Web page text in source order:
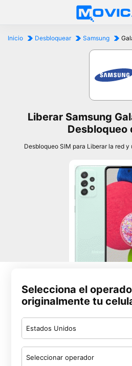
Inicio Desbloquear Samsung
Liberar Samsung
Desbloqueo
Desbloqueo SIM para Liberar la red
Selecciona el
originalmente tu
Estados Unidos
Seleccionar operador